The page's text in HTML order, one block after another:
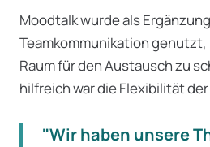
Moodtalk wurde als
Teamkommunikation genutzt,
Raum für den Austausch zu
hilfreich war die Flexibilität
"Wir haben unsere